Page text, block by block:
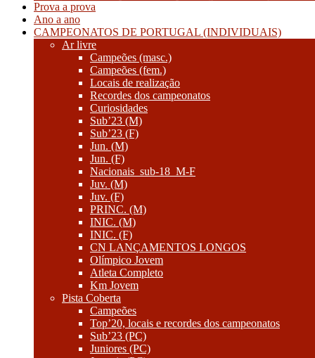
Prova a prova
Ano a ano
CAMPEONATOS DE PORTUGAL (INDIVIDUAIS)
Ar livre
Campeões (masc.)
Campeões (fem.)
Locais de realização
Recordes dos campeonatos
Curiosidades
Sub’23 (M)
Sub’23 (F)
Jun. (M)
Jun. (F)
Nacionais_sub-18_M-F
Juv. (M)
Juv. (F)
PRINC. (M)
INIC. (M)
INIC. (F)
CN LANÇAMENTOS LONGOS
Olímpico Jovem
Atleta Completo
Km Jovem
Pista Coberta
Campeões
Top’20, locais e recordes dos campeonatos
Sub’23 (PC)
Juniores (PC)